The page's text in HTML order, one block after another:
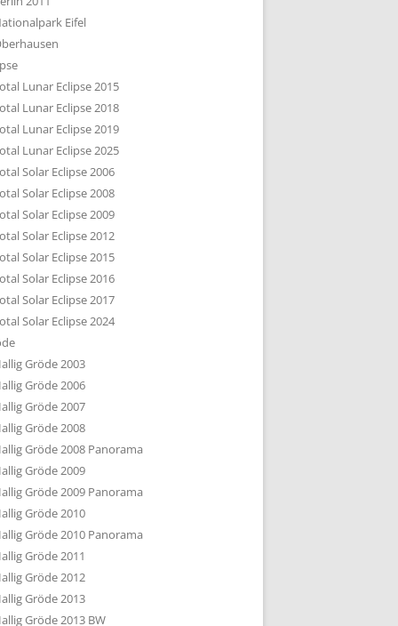
DEN DÄCHERN
SUBURBIA
Eifel
Lunar Eclipse 2015
Lunar Eclipse 2018
Lunar Eclipse 2019
Lunar Eclipse 2025
Solar Eclipse 2006
Solar Eclipse 2008
Solar Eclipse 2009
Solar Eclipse 2012
Solar Eclipse 2015
Solar Eclipse 2016
Solar Eclipse 2017
Solar Eclipse 2024
Gröde 2003
Gröde 2006
Gröde 2007
Gröde 2008
Gröde 2008 Panorama
Gröde 2009
Gröde 2009 Panorama
Gröde 2010
Gröde 2010 Panorama
Gröde 2011
Gröde 2012
Gröde 2013
Gröde 2013 BW